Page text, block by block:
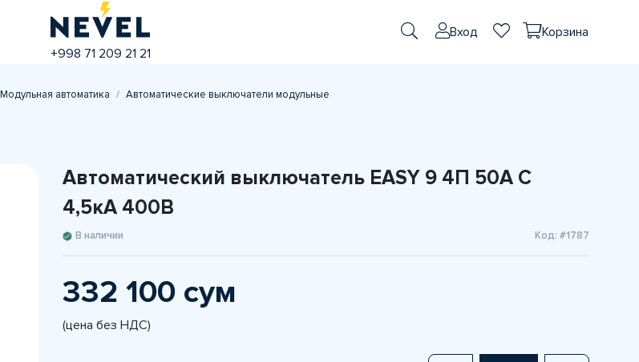
+998 71 209 21 21
Вход Корзина
Модульная автоматика
Автоматические выключатели модульные
Автоматический выключатель EASY 9 4П 50А С
4,5кА 400В
В наличии Код: #1787
332 100 сум
(цена без НДС)